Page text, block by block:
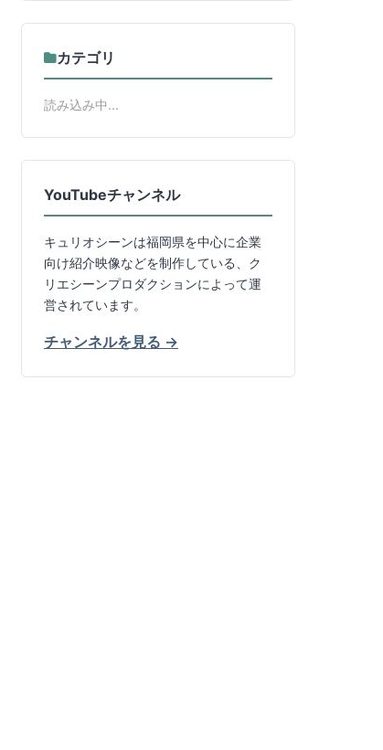
カテゴリ
読み込み中...
YouTubeチャンネル
キュリオシーンは福岡県を中心に企業
向け紹介映像などを制作している、ク
リエシーンプロダクションによって運
営されています。
チャンネルを見る →